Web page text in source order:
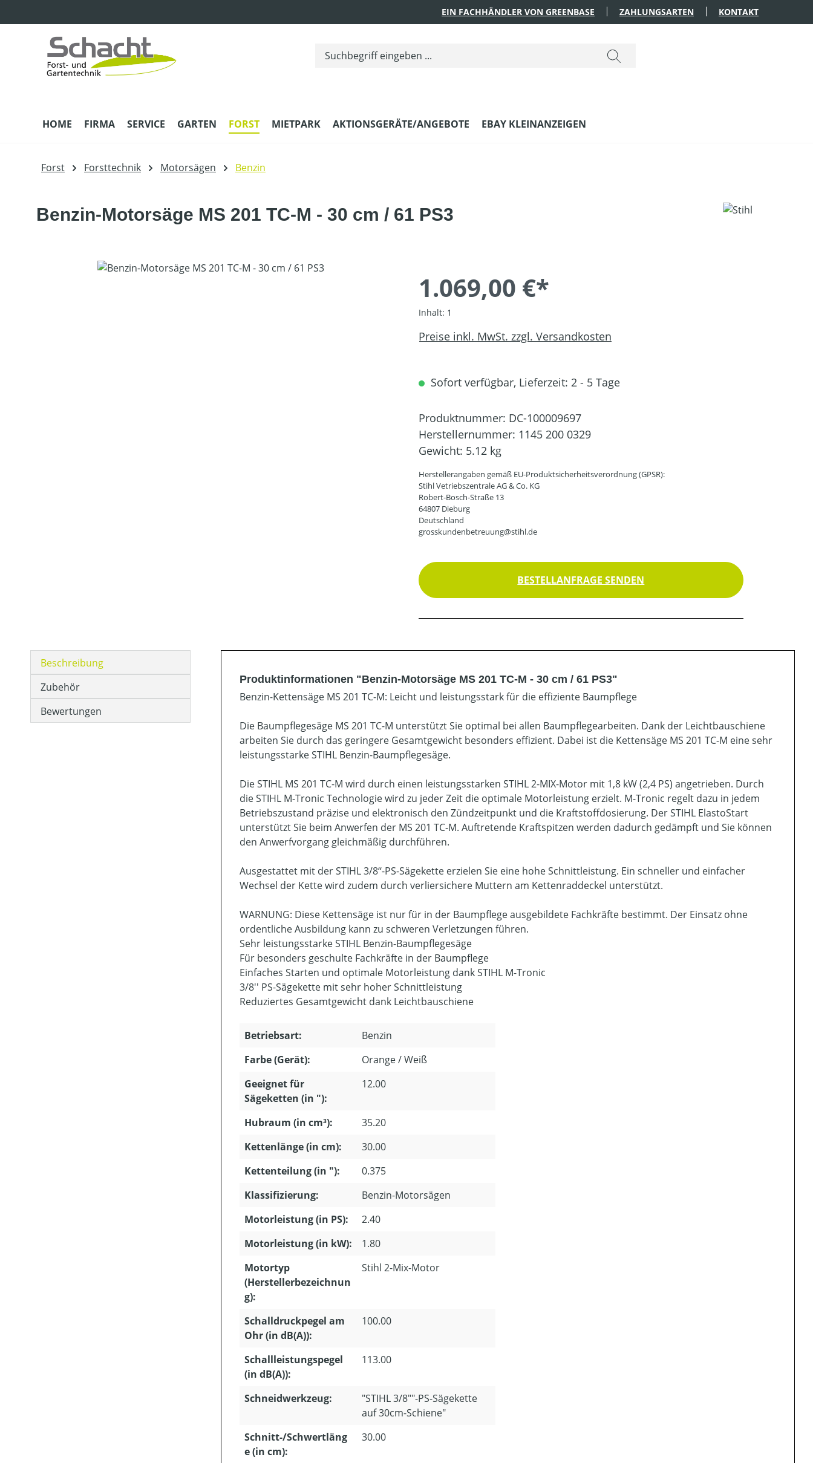
EIN FACHHÄNDLER VON GREENBASE ZAHLUNGSARTEN KONTAKT
HOME FIRMA SERVICE GARTEN FORST MIETPARK AKTIONSGERÄTE/ANGEBOTE EBAY KLEINANZEIGEN
Forst Forsttechnik Motorsägen Benzin
Benzin-Motorsäge MS 201 TC-M - 30 cm / 61 PS3
Bildergalerie überspringen
1.069,00 €*
Inhalt: 1
Preise inkl. MwSt. zzgl. Versandkosten
Sofort verfügbar, Lieferzeit: 2 - 5 Tage
Produktnummer: DC-100009697
Herstellernummer: 1145 200 0329
Gewicht: 5.12 kg
Herstellerangaben gemäß EU-Produktsicherheitsverordnung (GPSR):
Stihl Vetriebszentrale AG & Co. KG
Robert-Bosch-Straße 13
64807 Dieburg
Deutschland
grosskundenbetreuung@stihl.de
BESTELLANFRAGE SENDEN
Beschreibung
Zubehör
Bewertungen
Produktinformationen "Benzin-Motorsäge MS 201 TC-M - 30 cm / 61 PS3"
Benzin-Kettensäge MS 201 TC-M: Leicht und leistungsstark für die effiziente Baumpflege
Die Baumpflegesäge MS 201 TC-M unterstützt Sie optimal bei allen Baumpflegearbeiten. Dank der Leichtbauschiene
arbeiten Sie durch das geringere Gesamtgewicht besonders effizient. Dabei ist die Kettensäge MS 201 TC-M eine sehr
leistungsstarke STIHL Benzin-Baumpflegesäge.
Die STIHL MS 201 TC-M wird durch einen leistungsstarken STIHL 2-MIX-Motor mit 1,8 kW (2,4 PS) angetrieben. Durch
die STIHL M-Tronic Technologie wird zu jeder Zeit die optimale Motorleistung erzielt. M-Tronic regelt dazu in jedem
Betriebszustand präzise und elektronisch den Zündzeitpunkt und die Kraftstoffdosierung. Der STIHL ElastoStart
unterstützt Sie beim Anwerfen der MS 201 TC-M. Auftretende Kraftspitzen werden dadurch gedämpft und Sie können
den Anwerfvorgang gleichmäßig durchführen.
Ausgestattet mit der STIHL 3/8‘‘-PS-Sägekette erzielen Sie eine hohe Schnittleistung. Ein schneller und einfacher
Wechsel der Kette wird zudem durch verliersichere Muttern am Kettenraddeckel unterstützt.
WARNUNG: Diese Kettensäge ist nur für in der Baumpflege ausgebildete Fachkräfte bestimmt. Der Einsatz ohne
ordentliche Ausbildung kann zu schweren Verletzungen führen.
Sehr leistungsstarke STIHL Benzin-Baumpflegesäge
Für besonders geschulte Fachkräfte in der Baumpflege
Einfaches Starten und optimale Motorleistung dank STIHL M-Tronic
3/8'' PS-Sägekette mit sehr hoher Schnittleistung
Reduziertes Gesamtgewicht dank Leichtbauschiene
Betriebsart:
Benzin
Farbe (Gerät):
Orange / Weiß
Geeignet für
Sägeketten (in "):
12.00
Hubraum (in cm³):
35.20
Kettenlänge (in cm):
30.00
Kettenteilung (in "):
0.375
Klassifizierung:
Benzin-Motorsägen
Motorleistung (in PS):
2.40
Motorleistung (in kW):
1.80
Motortyp
(Herstellerbezeichnun
g):
Stihl 2-Mix-Motor
Schalldruckpegel am
Ohr (in dB(A)):
100.00
Schallleistungspegel
(in dB(A)):
113.00
Schneidwerkzeug:
"STIHL 3/8""-PS-Sägekette
auf 30cm-Schiene"
Schnitt-/Schwertläng
e (in cm):
30.00